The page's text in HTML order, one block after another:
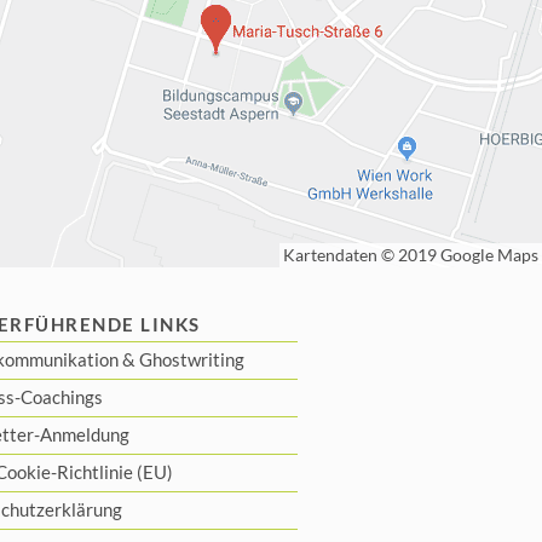
LINKS
& Ghostwriting
Coachings
Anmeldung
Richtlinie (EU)